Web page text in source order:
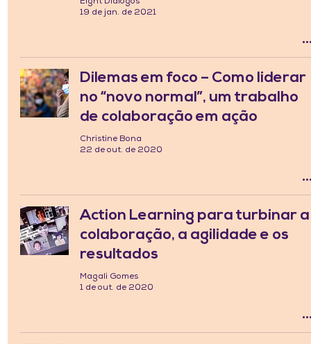
Eight Diálogos
19 de jan. de 2021
Dilemas em foco – Como liderar
no “novo normal”, um trabalho
de colaboração em ação
Christine Bona
22 de out. de 2020
Action Learning para turbinar a
colaboração, a agilidade e os
resultados
Magali Gomes
1 de out. de 2020